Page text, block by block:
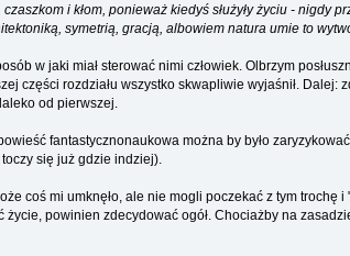
i kłom, ponieważ kiedyś służyły życiu -
symetrią, gracją, albowiem natura umie to
w jaki miał sterować nimi człowiek. Olbrzym
części rozdziału wszystko skwapliwie wyjaśnił. Dalej:
od pierwszej.
fantastycznonaukowa można by było
się już gdzie indziej).
coś mi umknęło, ale nie mogli poczekać z tym
powinien zdecydować ogół. Chociażby na